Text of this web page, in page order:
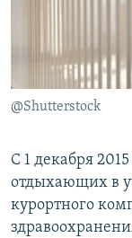
ELIFBE
УКРАИНСКАЯ
@Shutterstock
С 1 декабря
отдыхающих в
курортного